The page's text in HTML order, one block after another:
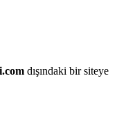
dışındaki bir siteye